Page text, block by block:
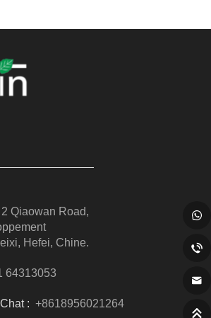
2 Qiaowan Road,
Hefei, Chine.
64313053
: +8618956021264